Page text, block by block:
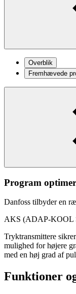
Overblik
Fremhævede
Program
Danfoss tilbyder en
AKS (ADAP-KOOL
Tryktransmittere
mulighed for højere
med en høj grad af
Funktioner